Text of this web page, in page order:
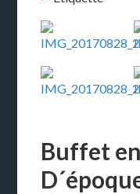
Buffet